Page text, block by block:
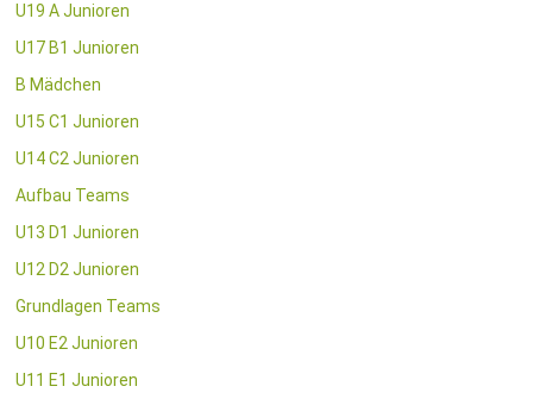
U19 A Junioren
U17 B1 Junioren
B Mädchen
U15 C1 Junioren
U14 C2 Junioren
Aufbau Teams
U13 D1 Junioren
U12 D2 Junioren
Grundlagen Teams
U10 E2 Junioren
U11 E1 Junioren